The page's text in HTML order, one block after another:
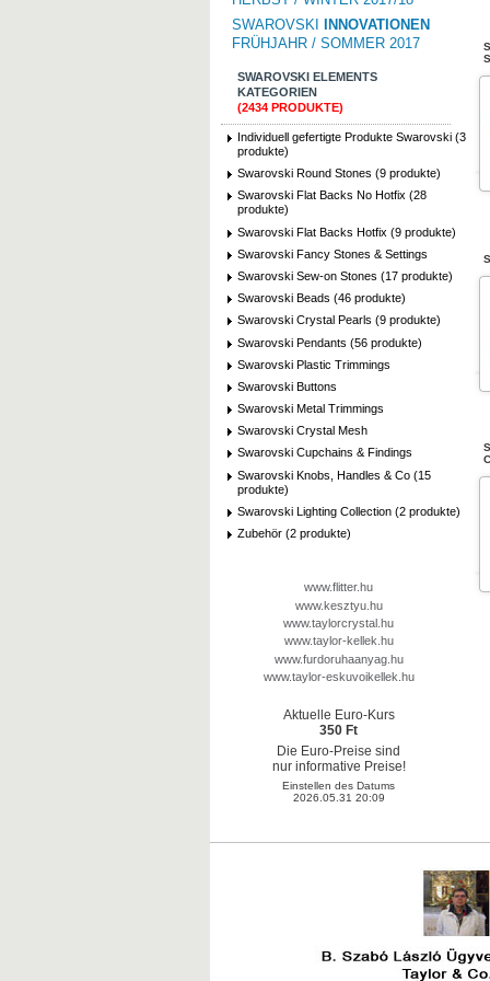
SWAROVSKI
INNOVATIONEN
FRÜHJAHR / SOMMER 2017
SWAROVSKI ELEMENTS
KATEGORIEN
(2434 PRODUKTE)
Individuell gefertigte Produkte Swarovski (3
produkte)
Swarovski Round Stones (9 produkte)
Swarovski Flat Backs No Hotfix (28
produkte)
Swarovski Flat Backs Hotfix (9 produkte)
Swarovski Fancy Stones & Settings
Swarovski Sew-on Stones (17 produkte)
Swarovski Beads (46 produkte)
Swarovski Crystal Pearls (9 produkte)
Swarovski Pendants (56 produkte)
Swarovski Plastic Trimmings
Swarovski Buttons
Swarovski Metal Trimmings
Swarovski Crystal Mesh
Swarovski Cupchains & Findings
Swarovski Knobs, Handles & Co (15
produkte)
Swarovski Lighting Collection (2 produkte)
Zubehör (2 produkte)
www.flitter.hu
www.kesztyu.hu
www.taylorcrystal.hu
www.taylor-kellek.hu
www.furdoruhaanyag.hu
www.taylor-eskuvoikellek.hu
Aktuelle Euro-Kurs
350 Ft
Die Euro-Preise sind
nur informative Preise!
Einstellen des Datums
2026.05.31 20:09